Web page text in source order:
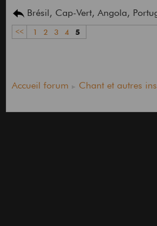
Brésil, Cap-Vert, Angola,
<< 1 2 3 4 5
Accueil forum Chant et autres